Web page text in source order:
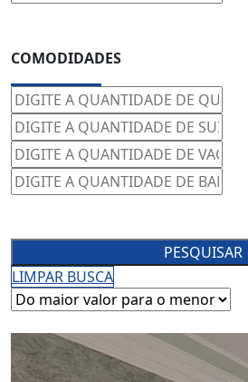
COMODIDADES
PESQUISAR
LIMPAR BUSCA